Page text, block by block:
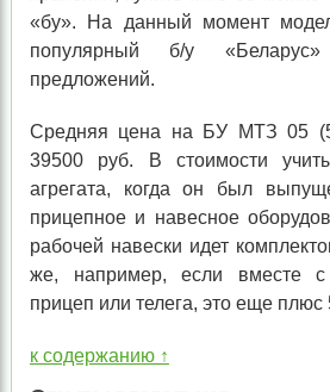
«бу». На данный момент
популярный б/у
предложений.
Средняя цена на БУ МТЗ 05 (5
39500 руб. В стоимости
агрегата, когда он был
прицепное и навесное
рабочей навески идет
же, например, если вместе с
прицеп или телега, это еще плюс
к содержанию ↑